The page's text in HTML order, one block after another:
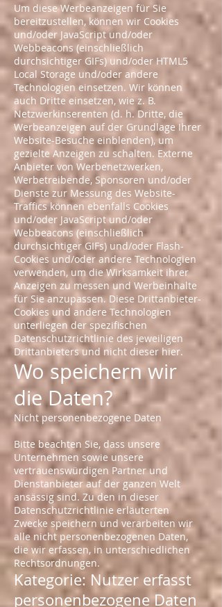
Um diese Werbeanzeigen für Sie
bereitzustellen, können wir Cookies
und/oder JavaScript und/oder
Webbeacons (einschließlich
durchsichtiger GIFs) und/oder HTML5
Local Storage und/oder andere
Technologien einsetzen. Wir können
auch Dritte einsetzen, wie z. B.
Netzwerkinserenten (d. h. Dritte, die
Werbeanzeigen auf der Grundlage Ihrer
Website-Besuche einblenden), um
gezielte Anzeigen zu schalten. Externe
Anbieter von Werbenetzwerken,
Werbetreibende, Sponsoren und/oder
Dienste zur Messung des Website-
Traffics können ebenfalls Cookies
und/oder JavaScript und/oder
Webbeacons (einschließlich
durchsichtiger GIFs) und/oder Flash-
Cookies und/oder andere Technologien
verwenden, um die Wirksamkeit ihrer
Anzeigen zu messen und Werbeinhalte
für Sie anzupassen. Diese Drittanbieter-
Cookies und andere Technologien
unterliegen der spezifischen
Datenschutzrichtlinie des jeweiligen
Drittanbieters und nicht dieser hier.
Wo speichern wir
die Daten?
Nicht personenbezogene Daten
Bitte beachten Sie, dass unsere
Unternehmen sowie unsere
vertrauenswürdigen Partner und
Dienstanbieter auf der ganzen Welt
ansässig sind. Zu den in dieser
Datenschutzrichtlinie erläuterten
Zwecke speichern und verarbeiten wir
alle nicht personenbezogenen Daten,
die wir erfassen, in unterschiedlichen
Rechtsordnungen.
Kategorie: Nutzer erfasst
personenbezogene Daten